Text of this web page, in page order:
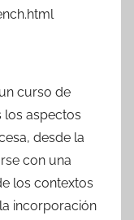
curso de
aspectos
desde la
con una
los contextos
incorporación